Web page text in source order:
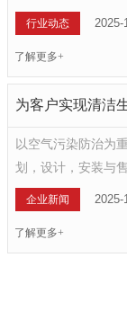
行业动态 2025-
了解更多+
为客户实现清洁
以空气污染防治为
划，设计，安装与
企业新闻 2025-
了解更多+